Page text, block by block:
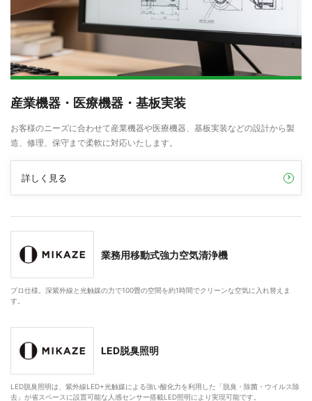
産業機器・医療機器・基板実装
お客様のニーズに合わせて産業機器や医療機器、基板実装などの設計から製
造、修理、保守まで柔軟に対応いたします。
詳しく見る
業務用移動式強力空気清浄機
プロ仕様。深紫外線と光触媒の力で100畳の空間を約1時間でクリーンな空気に入れ替えま
す。
LED脱臭照明
LED脱臭照明は、紫外線LED+光触媒による強い酸化力を利用した「脱臭・除菌・ウイルス除
去」が省スペースに設置可能な人感センサー搭載LED照明により実現可能です。